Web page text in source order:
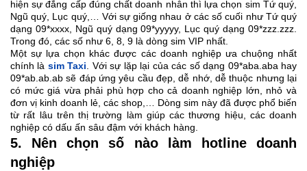
hiện sự đẳng cấp đúng chất doanh nhân thì lựa chọn sim Tứ quý,
Ngũ quý, Lục quý,… Với sự giống nhau ở các số cuối như Tứ quý
dạng 09*xxxx, Ngũ quý dạng 09*yyyyy, Lục quý dạng 09*zzz.zzz.
Trong đó, các số như 6, 8, 9 là dòng sim VIP nhất.
Một sự lựa chọn khác được các doanh nghiệp ưa chuộng nhất
chính là sim Taxi. Với sự lặp lại của các số dạng 09*aba.aba hay
09*ab.ab.ab sẽ đáp ứng yêu cầu đẹp, dễ nhớ, dễ thuộc nhưng lại
có mức giá vừa phải phù hợp cho cả doanh nghiệp lớn, nhỏ và
đơn vị kinh doanh lẻ, các shop,… Dòng sim này đã được phổ biến
từ rất lâu trên thị trường làm giúp các thương hiệu, các doanh
nghiệp có dấu ấn sâu đậm với khách hàng.
5. Nên chọn số nào làm hotline doanh
nghiệp